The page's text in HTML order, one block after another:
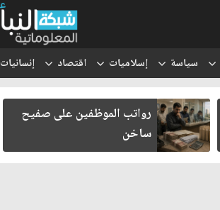
سياسة إسلاميات اقتصاد إنسانيات
رواتب الموظفين على صفيح
ساخن